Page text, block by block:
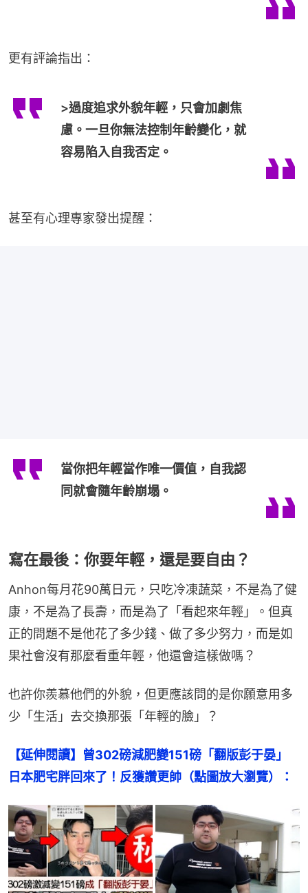
更有評論指出：
>過度追求外貌年輕，只會加劇焦
慮。一旦你無法控制年齡變化，就
容易陷入自我否定。
甚至有心理專家發出提醒：
當你把年輕當作唯一價值，自我認
同就會隨年齡崩塌。
寫在最後：你要年輕，還是要自由？
Anhon每月花90萬日元，只吃冷凍蔬菜，不是為了健
康，不是為了長壽，而是為了「看起來年輕」。但真
正的問題不是他花了多少錢、做了多少努力，而是如
果社會沒有那麼看重年輕，他還會這樣做嗎？
也許你羨慕他們的外貌，但更應該問的是你願意用多
少「生活」去交換那張「年輕的臉」？
【延伸閱讀】曾302磅減肥變151磅「翻版彭于晏」
日本肥宅胖回來了！反獲讚更帥（點圖放大瀏覽）：